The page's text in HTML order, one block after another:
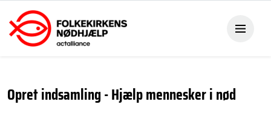
Opret indsamling - Hjælp mennesker i nød